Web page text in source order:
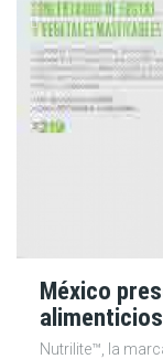
México
Nutrilite™, la